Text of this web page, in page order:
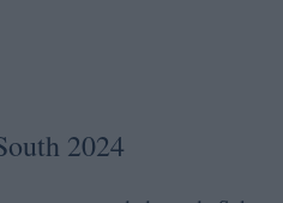
2024